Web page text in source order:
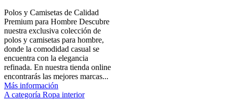
Polos y Camisetas de Calidad
Premium para Hombre Descubre
nuestra exclusiva colección de
polos y camisetas para hombre,
donde la comodidad casual se
encuentra con la elegancia
refinada. En nuestra tienda online
encontrarás las mejores marcas...
Más información
A categoría Ropa interior